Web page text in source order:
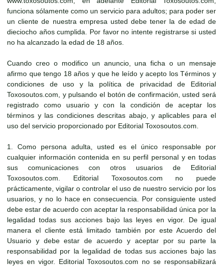
funciona sólamente como un servicio para adultos; para poder ser
un cliente de nuestra empresa usted debe tener la de edad de
dieciocho años cumplida. Por favor no intente registrarse si usted
no ha alcanzado la edad de 18 años.
Cuando creo o modifico un anuncio, una ficha o un mensaje
afirmo que tengo 18 años y que he leído y acepto los Términos y
condiciones de uso y la política de privacidad de Editorial
Toxosoutos.com, y pulsando el botón de confirmación, usted será
registrado como usuario y con la condición de aceptar los
términos y las condiciones descritas abajo, y aplicables para el
uso del servicio proporcionado por Editorial Toxosoutos.com.
1. Como persona adulta, usted es el único responsable por
cualquier información contenida en su perfil personal y en todas
sus comunicaciones con otros usuarios de Editorial
Toxosoutos.com. Editorial Toxosoutos.com no puede
prácticamente, vigilar o controlar el uso de nuestro servicio por los
usuarios, y no lo hace en consecuencia. Por consiguiente usted
debe estar de acuerdo con aceptar la responsabilidad única por la
legalidad todas sus acciones bajo las leyes en vigor. De igual
manera el cliente está limitado también por este Acuerdo del
Usuario y debe estar de acuerdo y aceptar por su parte la
responsabilidad por la legalidad de todas sus acciones bajo las
leyes en vigor. Editorial Toxosoutos.com no se responsabilizará